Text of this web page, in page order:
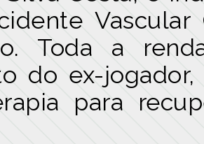
Toda a
do ex-
para